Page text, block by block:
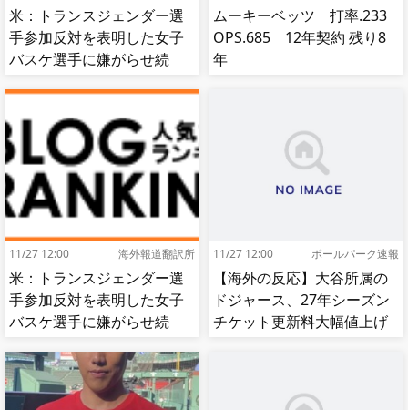
米：トランスジェンダー選
手参加反対を表明した女子
バスケ選手に嫌がらせ続
反応]
ムーキーベッツ 打率.233
OPS.685 12年契約 残り8
年
11/27 12:00 海外報道翻訳所
米：トランスジェンダー選
手参加反対を表明した女子
バスケ選手に嫌がらせ続
肘鉄を顔面に食らう[海外の
反応]
11/27 12:00 ボールパーク速報
【海外の反応】大谷所属の
ドジャース、27年シーズン
チケット更新料大幅値上げ